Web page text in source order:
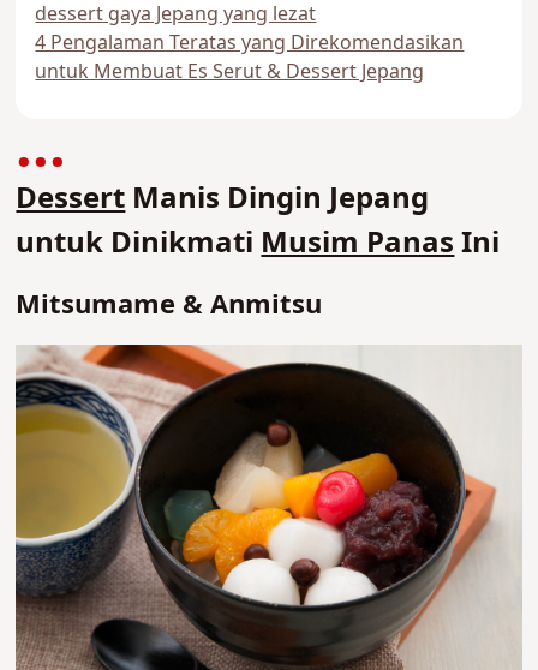
dessert gaya Jepang yang lezat
4 Pengalaman Teratas yang Direkomendasikan
untuk Membuat Es Serut & Dessert Jepang
DessertManis Dingin Jepang
untuk DinikmatiMusim PanasIni
Mitsumame & Anmitsu